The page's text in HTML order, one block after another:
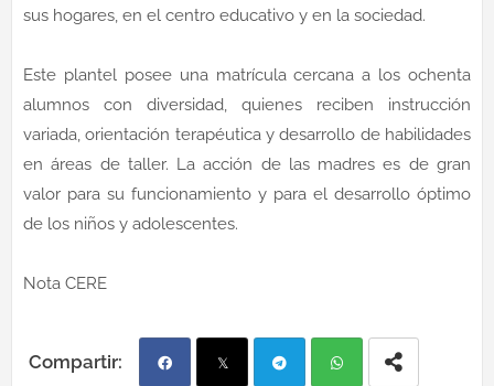
sus hogares, en el centro educativo y en la sociedad.
Este plantel posee una matrícula cercana a los ochenta
alumnos con diversidad, quienes reciben instrucción
variada, orientación terapéutica y desarrollo de habilidades
en áreas de taller. La acción de las madres es de gran
valor para su funcionamiento y para el desarrollo óptimo
de los niños y adolescentes.
Nota CERE